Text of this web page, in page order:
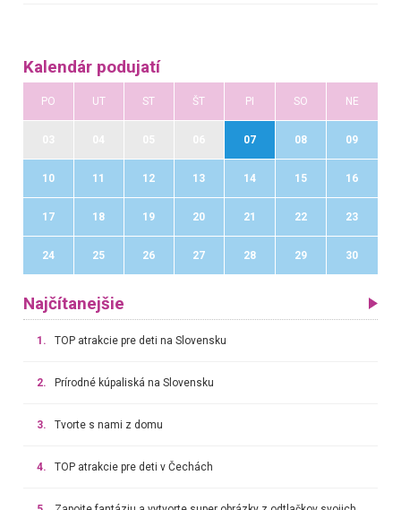
Kalendár podujatí
PO UT ST ŠT PI SO NE
07 08 09
10 11 12 13 14 15 16
17 18 19 20 21 22 23
24 25 26 27 28 29 30
Najčítanejšie
1. TOP atrakcie pre deti na Slovensku
2. Prírodné kúpaliská na Slovensku
3. Tvorte s nami z domu
4. TOP atrakcie pre deti v Čechách